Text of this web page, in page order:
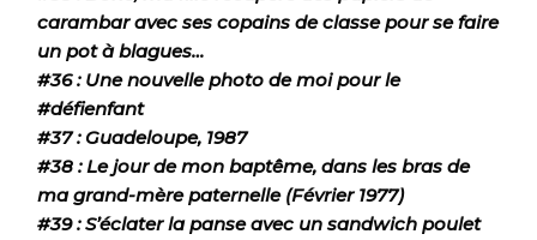
carambar avec ses copains de classe pour se faire
un pot à blagues…
#36 : Une nouvelle photo de moi pour le
#défienfant
#37 : Guadeloupe, 1987
#38 : Le jour de mon baptême, dans les bras de
ma grand-mère paternelle (Février 1977)
#39 : S’éclater la panse avec un sandwich poulet